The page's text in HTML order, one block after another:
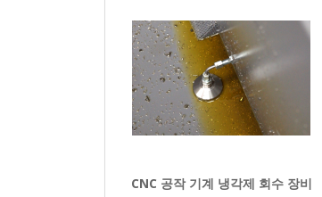
CNC 공작 기계 냉각제 회수 장비